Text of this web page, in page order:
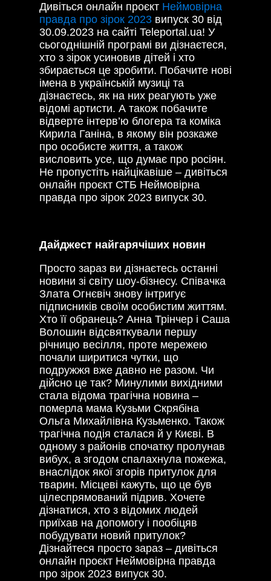
Дивіться онлайн проєкт Неймовірна
правда про зірок 2023 випуск 30 від
30.09.2023 на сайті Teleportal.ua! У
сьогоднішній програмі ви дізнаєтеся,
хто з зірок усиновив дітей і хто
збирається це зробити. Побачите нові
імена в українській музиці та
дізнаєтесь, як на них реагують уже
відомі артисти. А також побачите
відверте інтерв’ю блогера та коміка
Кирила Ганіна, в якому він розкаже
про особисте життя, а також
висловить усе, що думає про росіян.
Не пропустіть найцікавіше – дивіться
онлайн проєкт СТБ Неймовірна
правда про зірок 2023 випуск 30.
Дайджест найгарячіших новин
Просто зараз ви дізнаєтесь останні
новини зі світу шоу-бізнесу. Співачка
Злата Огнєвіч знову інтригує
підписників своїм особистим життям.
Хто її обранець? Анна Трінчер і Саша
Волошин відсвяткували першу
річницю весілля, проте мережею
почали ширитися чутки, що
подружжя вже давно не разом. Чи
дійсно це так? Минулими вихідними
стала відома трагічна новина –
померла мама Кузьми Скрябіна
Ольга Михайлівна Кузьменко. Також
трагічна подія сталася й у Києві. В
одному з районів спочатку пролунав
вибух, а згодом спалахнула пожежа,
внаслідок якої згорів притулок для
тварин. Місцеві кажуть, що це був
цілеспрямований підрив. Хочете
дізнатися, хто з відомих людей
приїхав на допомогу і пообіцяв
побудувати новий притулок?
Дізнайтеся просто зараз – дивіться
онлайн проєкт Неймовірна правда
про зірок 2023 випуск 30.